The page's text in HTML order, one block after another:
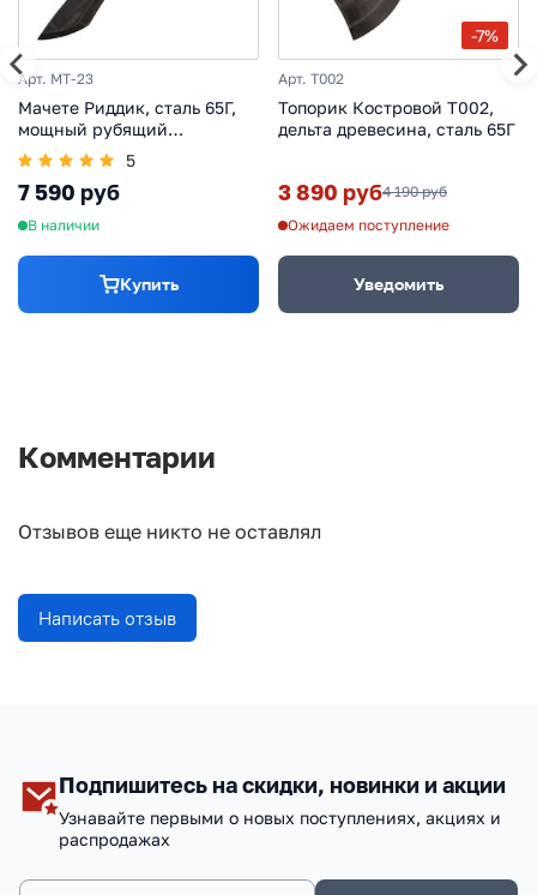
Арт. MT-23
Мачете Риддик, сталь 65Г,
мощный рубящий
инструмент, Ворсма
5
7 590 руб
В наличии
Купить
-7%
Арт. T002
Топорик Костровой Т002,
дельта древесина, сталь 65Г
3 890 руб4 190 руб
Ожидаем поступление
Уведомить
Комментарии
Отзывов еще никто не оставлял
Написать отзыв
Подпишитесь на скидки, новинки и акции
Узнавайте первыми о новых поступлениях, акциях и
распродажах